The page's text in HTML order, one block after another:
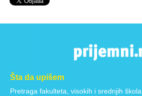
Šta da upišem
Pretraga fakulteta, visokih i srednjih škola